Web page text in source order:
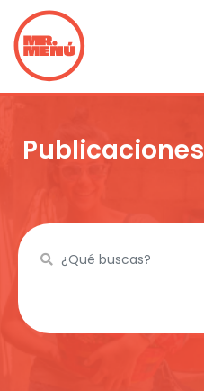
Publicaciones